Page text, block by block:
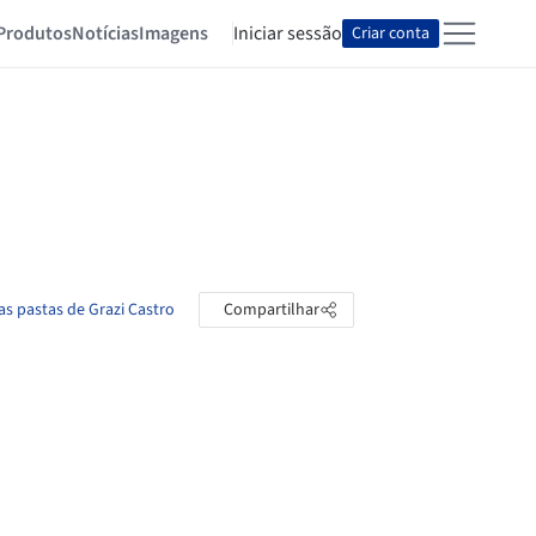
NotíciasImagens Iniciar sessão Criar conta
pastas de Grazi Castro Compartilhar